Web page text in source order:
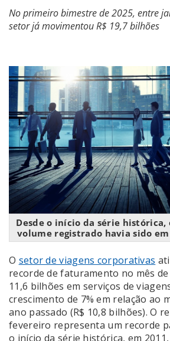
No primeiro bimestre de 2025, entre
setor já movimentou R$ 19,7 bilhões
Desde o início da série histórica,
volume registrado havia sido em
O setor de viagens corporativas
recorde de faturamento no mês
11,6 bilhões em serviços de
crescimento de 7% em relação ao
ano passado (R$ 10,8 bilhões). O
fevereiro representa um recorde
o início da série histórica, em